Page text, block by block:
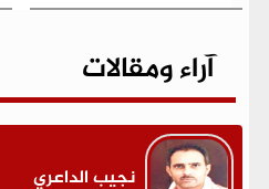
آراء ومقالات
نجيب الداعري